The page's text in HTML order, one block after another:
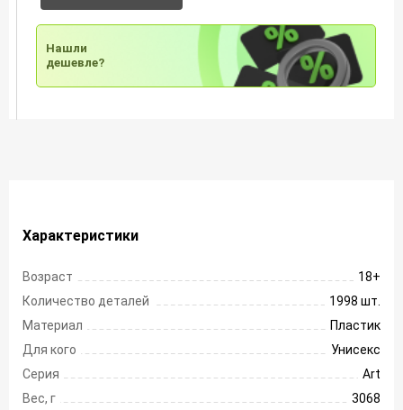
Нашли
дешевле?
Характеристики
Возраст
18+
Количество деталей
1998 шт.
Материал
Пластик
Для кого
Унисекс
Серия
Art
Вес, г
3068